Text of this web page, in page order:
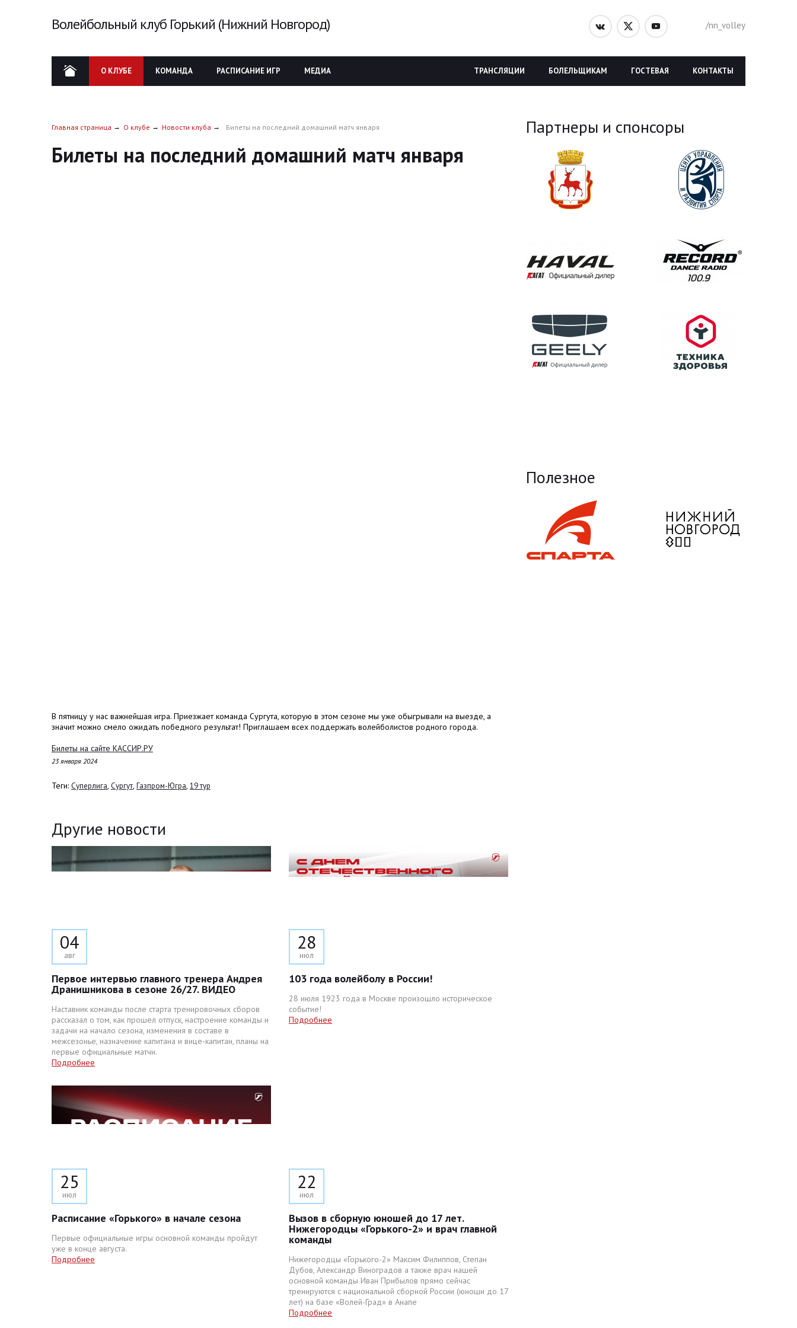
Волейбольный клуб Горький (Нижний Новгород) /nn_volley
О КЛУБЕ КОМАНДА РАСПИСАНИЕ ИГР МЕДИА КОНТАКТЫ
ГОСТЕВАЯ
БОЛЕЛЬЩИКАМ
ТРАНСЛЯЦИИ
Главная страница О клубе Новости клуба Билеты на последний домашний матч января
Билеты на последний домашний матч января
В пятницу у нас важнейшая игра. Приезжает команда Сургута, которую в этом сезоне мы уже обыгрывали на выезде, а
значит можно смело ожидать победного результат! Приглашаем всех поддержать волейболистов родного города.
Билеты на сайте КАССИР.РУ
23 января 2024
Теги: Суперлига, Сургут, Газпром-Югра, 19 тур
Другие новости
04
авг
Первое интервью главного тренера Андрея
Дранишникова в сезоне 26/27. ВИДЕО
Наставник команды после старта тренировочных сборов
рассказал о том, как прошел отпуск, настроение команды и
задачи на начало сезона, изменения в составе в
межсезонье, назначение капитана и вице-капитан, планы на
первые официальные матчи.
Подробнее
28
июл
103 года волейболу в России!
28 июля 1923 года в Москве произошло историческое
событие!
Подробнее
25
июл
Расписание «Горького» в начале сезона
Первые официальные игры основной команды пройдут
уже в конце августа.
Подробнее
22
июл
Вызов в сборную юношей до 17 лет.
Нижегородцы «Горького-2» и врач главной
команды
Нижегородцы «Горького-2» Максим Филиппов, Степан
Дубов, Александр Виноградов а также врач нашей
основной команды Иван Прибылов прямо сейчас
тренируются с национальной сборной России (юноши до 17
лет) на базе «Волей-Град» в Анапе
Подробнее
Партнеры и спонсоры
Полезное